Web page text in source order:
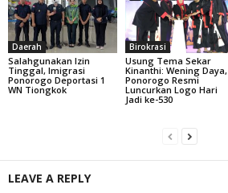
Daerah
Salahgunakan Izin
Tinggal, Imigrasi
Ponorogo Deportasi 1
WN Tiongkok
Birokrasi
Usung Tema Sekar
Kinanthi: Wening Daya,
Ponorogo Resmi
Luncurkan Logo Hari
Jadi ke-530
LEAVE A REPLY